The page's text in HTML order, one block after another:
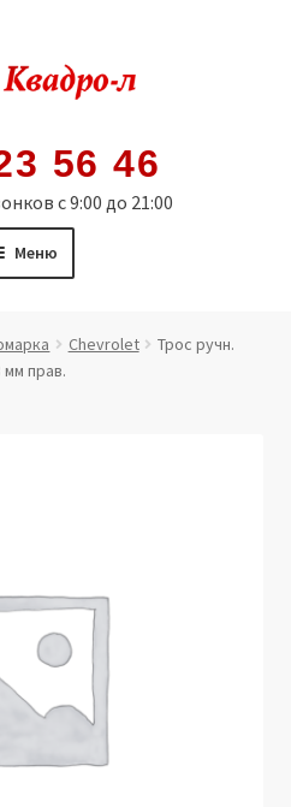
56 46
с 9:00 до 21:00
Меню
Chevrolet
Трос ручн.
прав.